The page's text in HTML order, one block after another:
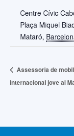
Centre Cívic
Plaça Miquel
Mataró,
Assessoria de
internacional jove al